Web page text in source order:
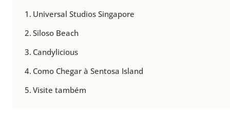
Universal Studios Singapore
Siloso Beach
Candylicious
Como Chegar à Sentosa Island
Visite também